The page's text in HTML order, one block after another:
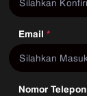
Email *
Nomor Telepon